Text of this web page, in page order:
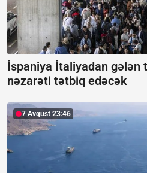
İspaniya İtaliyadan gələn
nəzarəti tətbiq edəcək
7 Avqust 23:46